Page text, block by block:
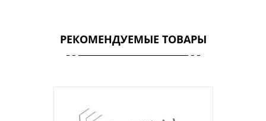
РЕКОМЕНДУЕМЫЕ ТОВАРЫ